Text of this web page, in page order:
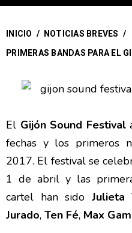
INICIO / NOTICIAS BREVES /
PRIMERAS BANDAS PARA EL
El Gijón Sound Festival
fechas y los primeros
2017. El festival se
1 de abril y las
cartel han sido Julieta
Jurado, Ten Fé, Max